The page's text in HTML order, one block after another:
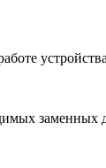
заменных